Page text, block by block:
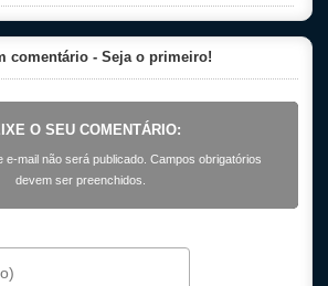
comentário - Seja o primeiro!
O SEU COMENTÁRIO:
e-mail não será publicado. Campos obrigatórios
devem ser preenchidos.